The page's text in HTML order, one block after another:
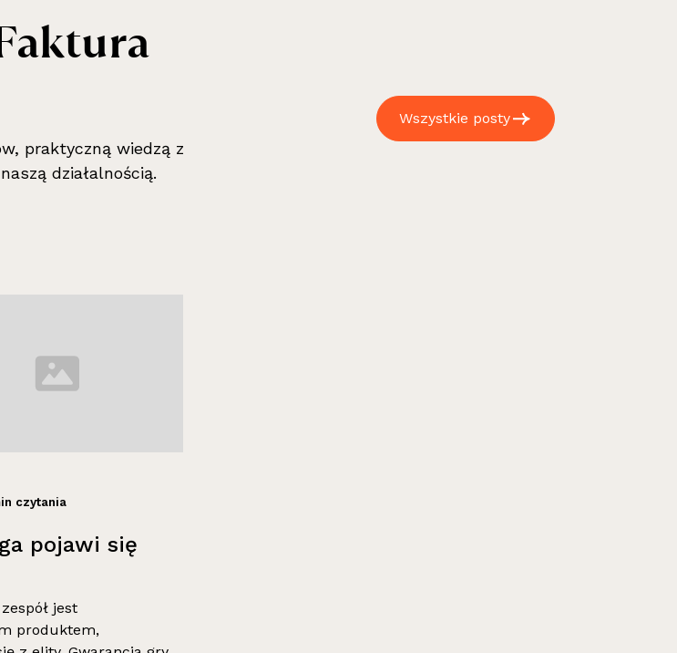
praktyczną wiedzą z
działalnością.
Wszystkie posty
czytania
pojawi się
jest
produktem,